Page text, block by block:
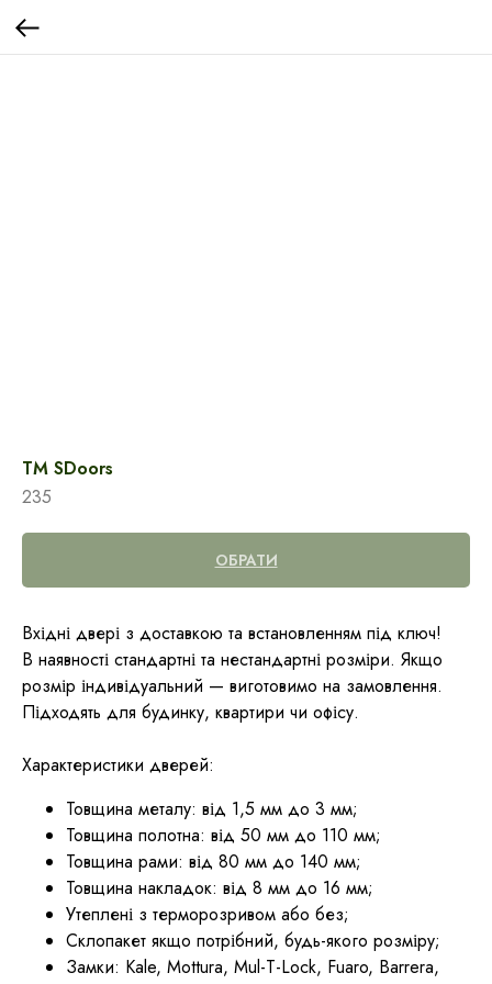
TM SDoors
235
ОБРАТИ
Вхідні двері з доставкою та встановленням під ключ!
В наявності стандартні та нестандартні розміри. Якщо
розмір індивідуальний — виготовимо на замовлення.
Підходять для будинку, квартири чи офісу.
Характеристики дверей:
Товщина металу: від 1,5 мм до 3 мм;
Товщина полотна: від 50 мм до 110 мм;
Товщина рами: від 80 мм до 140 мм;
Товщина накладок: від 8 мм до 16 мм;
Утеплені з терморозривом або без;
Склопакет якщо потрібний, будь-якого розміру;
Замки: Kale, Mottura, Mul-T-Lock, Fuaro, Barrera,